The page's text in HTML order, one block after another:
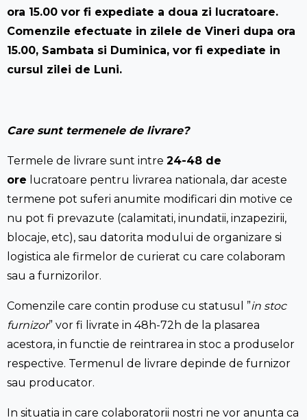
ora 15.00 vor fi expediate a doua zi lucratoare.
Comenzile efectuate in zilele de Vineri dupa ora
15.00, Sambata si Duminica, vor fi expediate in
cursul zilei de Luni.
Care sunt termenele de livrare?
Termele de livrare sunt intre 24-48 de
ore lucratoare pentru livrarea nationala, dar aceste
termene pot suferi anumite modificari din motive ce
nu pot fi prevazute (calamitati, inundatii, inzapezirii,
blocaje, etc), sau datorita modului de organizare si
logistica ale firmelor de curierat cu care colaboram
sau a furnizorilor.
Comenzile care contin produse cu statusul ”in stoc
furnizor” vor fi livrate in 48h-72h de la plasarea
acestora, in functie de reintrarea in stoc a produselor
respective. Termenul de livrare depinde de furnizor
sau producator.
In situatia in care colaboratorii nostri ne vor anunta ca